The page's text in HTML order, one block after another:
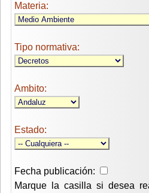
Materia:
Tipo normativa:
Ambito:
Estado:
Fecha publicación:
Marque la casilla si desea